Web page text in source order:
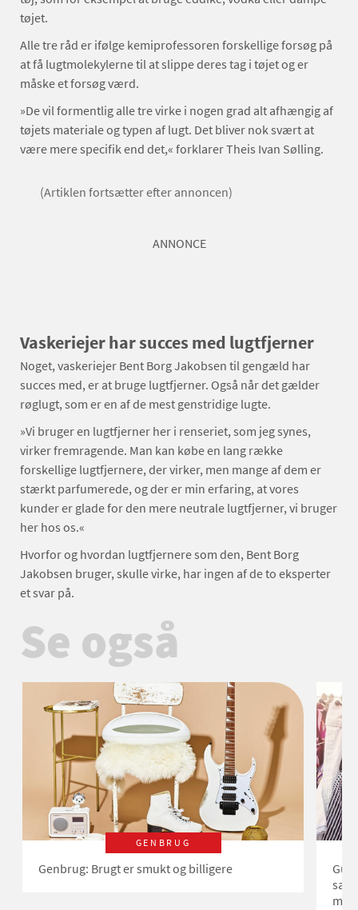
tøjet.
Alle tre råd er ifølge kemiprofessoren forskellige forsøg på
at få lugtmolekylerne til at slippe deres tag i tøjet og er
måske et forsøg værd.
»De vil formentlig alle tre virke i nogen grad alt afhængig af
tøjets materiale og typen af lugt. Det bliver nok svært at
være mere specifik end det,« forklarer Theis Ivan Sølling.
(Artiklen fortsætter efter annoncen)
ANNONCE
Vaskeriejer har succes med lugtfjerner
Noget, vaskeriejer Bent Borg Jakobsen til gengæld har
succes med, er at bruge lugtfjerner. Også når det gælder
røglugt, som er en af de mest genstridige lugte.
»Vi bruger en lugtfjerner her i renseriet, som jeg synes,
virker fremragende. Man kan købe en lang række
forskellige lugtfjernere, der virker, men mange af dem er
stærkt parfumerede, og der er min erfaring, at vores
kunder er glade for den mere neutrale lugtfjerner, vi bruger
her hos os.«
Hvorfor og hvordan lugtfjernere som den, Bent Borg
Jakobsen bruger, skulle virke, har ingen af de to eksperter
et svar på.
Se også
GENBRUG
Genbrug: Brugt er smukt og billigere